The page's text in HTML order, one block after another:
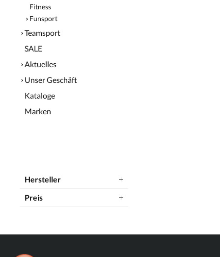
Fitness
Funsport
Teamsport
SALE
Aktuelles
Unser Geschäft
Kataloge
Marken
Hersteller
Preis